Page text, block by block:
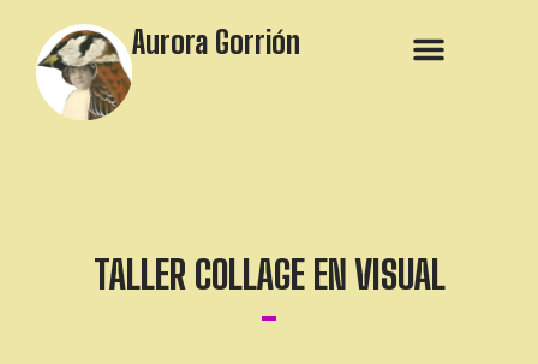
Aurora Gorrión
TALLER COLLAGE EN VISUAL